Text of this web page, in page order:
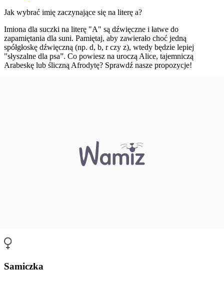
Jak wybrać imię zaczynające się na literę a?
Imiona dla suczki na literę "A" są dźwięczne i łatwe do
zapamiętania dla suni. Pamiętaj, aby zawierało choć jedną
spółgłoskę dźwięczną (np. d, b, r czy z), wtedy będzie lepiej
"słyszalne dla psa”. Co powiesz na uroczą Alice, tajemniczą
Arabeskę lub śliczną Afrodytę? Sprawdź nasze propozycje!
Samiczka